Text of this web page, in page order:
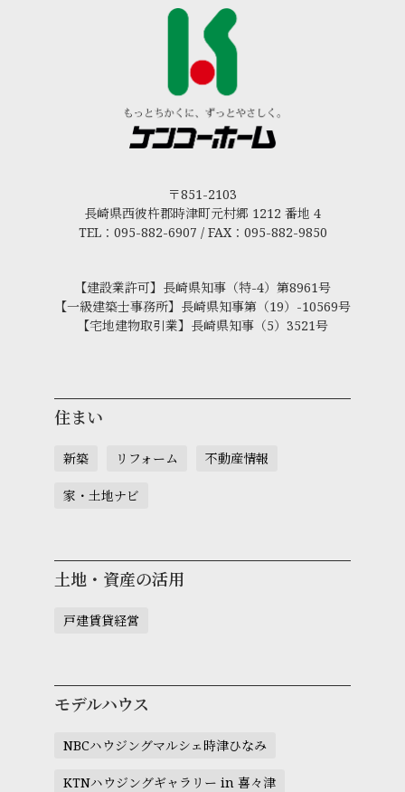
〒851-2103
長崎県西彼杵郡時津町元村郷 1212 番地 4
TEL：095-882-6907 / FAX：095-882-9850
【建設業許可】長崎県知事（特-4）第8961号
【一級建築士事務所】長崎県知事第（19）-10569号
【宅地建物取引業】長崎県知事（5）3521号
住まい
新築 リフォーム 不動産情報
家・土地ナビ
土地・資産の活用
戸建賃貸経営
モデルハウス
NBCハウジングマルシェ時津ひなみ
KTNハウジングギャラリー in 喜々津